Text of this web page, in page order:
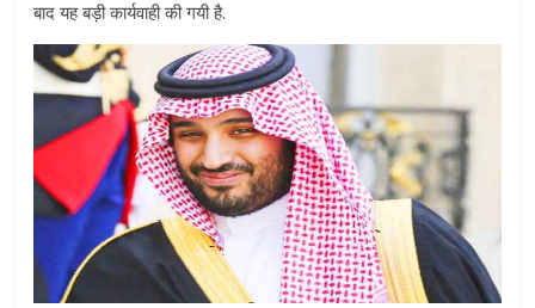
o
k
r
p
p
g
e
r
बाद यह बड़ी कार्यवाही की गयी है.